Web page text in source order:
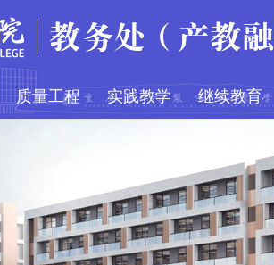
质量工程 实践教学 继续教育